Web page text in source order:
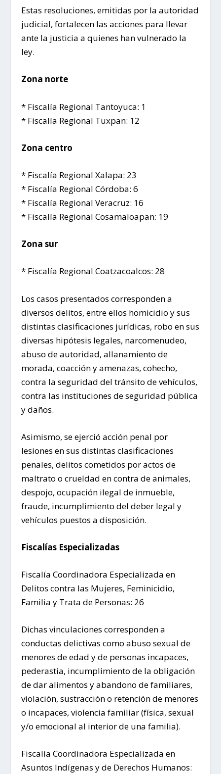
Estas resoluciones, emitidas por la autoridad
judicial, fortalecen las acciones para llevar
ante la justicia a quienes han vulnerado la
ley.
Zona norte
* Fiscalía Regional Tantoyuca: 1
* Fiscalía Regional Tuxpan: 12
Zona centro
* Fiscalía Regional Xalapa: 23
* Fiscalía Regional Córdoba: 6
* Fiscalía Regional Veracruz: 16
* Fiscalía Regional Cosamaloapan: 19
Zona sur
* Fiscalía Regional Coatzacoalcos: 28
Los casos presentados corresponden a
diversos delitos, entre ellos homicidio y sus
distintas clasificaciones jurídicas, robo en sus
diversas hipótesis legales, narcomenudeo,
abuso de autoridad, allanamiento de
morada, coacción y amenazas, cohecho,
contra la seguridad del tránsito de vehículos,
contra las instituciones de seguridad pública
y daños.
Asimismo, se ejerció acción penal por
lesiones en sus distintas clasificaciones
penales, delitos cometidos por actos de
maltrato o crueldad en contra de animales,
despojo, ocupación ilegal de inmueble,
fraude, incumplimiento del deber legal y
vehículos puestos a disposición.
Fiscalías Especializadas
Fiscalía Coordinadora Especializada en
Delitos contra las Mujeres, Feminicidio,
Familia y Trata de Personas: 26
Dichas vinculaciones corresponden a
conductas delictivas como abuso sexual de
menores de edad y de personas incapaces,
pederastia, incumplimiento de la obligación
de dar alimentos y abandono de familiares,
violación, sustracción o retención de menores
o incapaces, violencia familiar (física, sexual
y/o emocional al interior de una familia).
Fiscalía Coordinadora Especializada en
Asuntos Indígenas y de Derechos Humanos: